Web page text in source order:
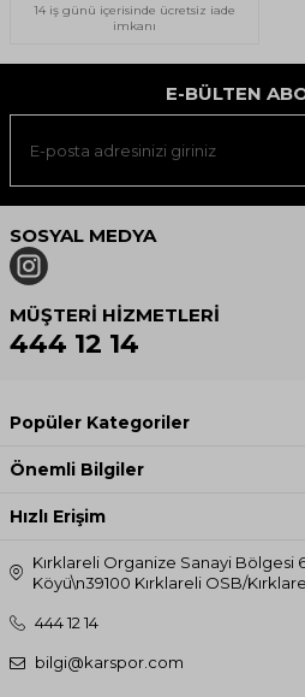
14 iş günü içerisinde ücretsiz iade
imkanı
E-BÜLTEN
SOSYAL MEDYA
MÜŞTERI HIZMETLERI
444 12 14
Popüler Kategoriler
Önemli Bilgiler
Hızlı Erişim
Kırklareli Organize Sanayi Bölgesi
Köyü\n39100 Kırklareli OSB/
444 12 14
bilgi@karspor.com